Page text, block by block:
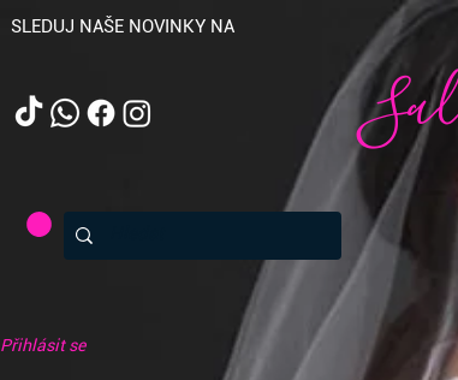
SLEDUJ NAŠE NOVINKY NA
Přihlásit se